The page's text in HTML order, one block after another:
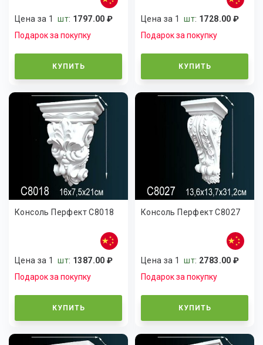
Цена за 1шт: 1797.00 ₽
Подарок за покупку
КУПИТЬ
Цена за 1шт: 1728.00 ₽
Подарок за покупку
КУПИТЬ
Консоль Перфект C8018
Цена за 1шт: 1387.00 ₽
Подарок за покупку
КУПИТЬ
Консоль Перфект C8027
Цена за 1шт: 2783.00 ₽
Подарок за покупку
КУПИТЬ